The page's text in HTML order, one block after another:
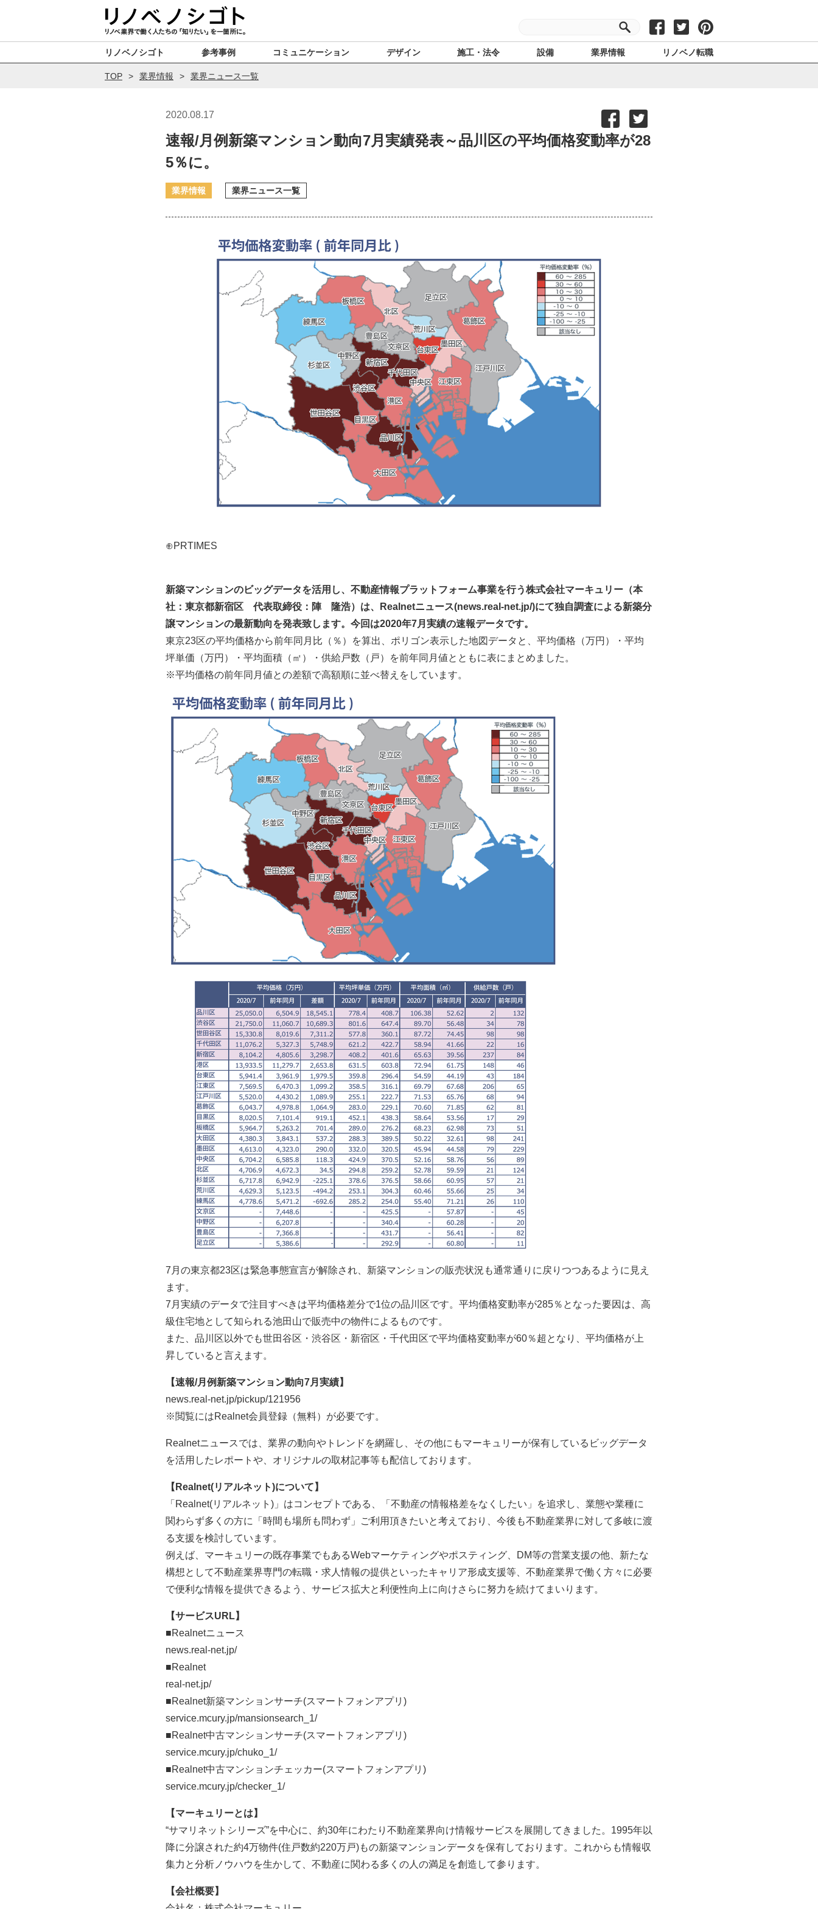
リノベノシゴト 参考事例 コミュニケーション デザイン 施工・法令 設備 業界情報 リノベノ転職
TOP 業界情報 業界ニュース一覧
2020.08.17
速報/月例新築マンション動向7月実績発表～品川区の平均価格変動率が28
5％に。
業界情報 業界ニュース一覧
⊕PRTIMES
新築マンションのビッグデータを活用し、不動産情報プラットフォーム事業を行う株式会社マーキュリー（本
社：東京都新宿区 代表取締役：陣 隆浩）は、Realnetニュース(news.real-net.jp/)にて独自調査による新築分
譲マンションの最新動向を発表致します。今回は2020年7月実績の速報データです。
東京23区の平均価格から前年同月比（％）を算出、ポリゴン表示した地図データと、平均価格（万円）・平均
坪単価（万円）・平均面積（㎡）・供給戸数（戸）を前年同月値とともに表にまとめました。
※平均価格の前年同月値との差額で高額順に並べ替えをしています。
7月の東京都23区は緊急事態宣言が解除され、新築マンションの販売状況も通常通りに戻りつつあるように見え
ます。
7月実績のデータで注目すべきは平均価格差分で1位の品川区です。平均価格変動率が285％となった要因は、高
級住宅地として知られる池田山で販売中の物件によるものです。
また、品川区以外でも世田谷区・渋谷区・新宿区・千代田区で平均価格変動率が60％超となり、平均価格が上
昇していると言えます。
【速報/月例新築マンション動向7月実績】
news.real-net.jp/pickup/121956
※閲覧にはRealnet会員登録（無料）が必要です。
Realnetニュースでは、業界の動向やトレンドを網羅し、その他にもマーキュリーが保有しているビッグデータ
を活用したレポートや、オリジナルの取材記事等も配信しております。
【Realnet(リアルネット)について】
「Realnet(リアルネット)」はコンセプトである、「不動産の情報格差をなくしたい」を追求し、業態や業種に
関わらず多くの方に「時間も場所も問わず」ご利用頂きたいと考えており、今後も不動産業界に対して多岐に渡
る支援を検討しています。
例えば、マーキュリーの既存事業でもあるWebマーケティングやポスティング、DM等の営業支援の他、新たな
構想として不動産業界専門の転職・求人情報の提供といったキャリア形成支援等、不動産業界で働く方々に必要
で便利な情報を提供できるよう、サービス拡大と利便性向上に向けさらに努力を続けてまいります。
【サービスURL】
■Realnetニュース
news.real-net.jp/
■Realnet
real-net.jp/
■Realnet新築マンションサーチ(スマートフォンアプリ)
service.mcury.jp/mansionsearch_1/
■Realnet中古マンションサーチ(スマートフォンアプリ)
service.mcury.jp/chuko_1/
■Realnet中古マンションチェッカー(スマートフォンアプリ)
service.mcury.jp/checker_1/
【マーキュリーとは】
“サマリネットシリーズ”を中心に、約30年にわたり不動産業界向け情報サービスを展開してきました。1995年以
降に分譲された約4万物件(住戸数約220万戸)もの新築マンションデータを保有しております。これからも情報収
集力と分析ノウハウを生かして、不動産に関わる多くの人の満足を創造して参ります。
【会社概要】